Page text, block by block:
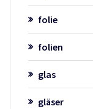
folie
folien
glas
gläser